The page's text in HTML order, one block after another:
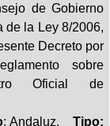
de Gobierno
de la Ley 8/2006,
Decreto por
sobre
Oficial de
: Andaluz.Tipo: